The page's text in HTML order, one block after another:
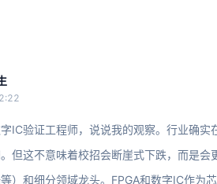
IC验证工程师，说说我的观察。行业确
但这不意味着校招会断崖式下跌，而是
）和细分领域龙头。FPGA和数字IC作为